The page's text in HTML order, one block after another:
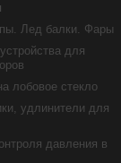
Лед балки. Фары
для
лобовое стекло
удлинители для
давления в